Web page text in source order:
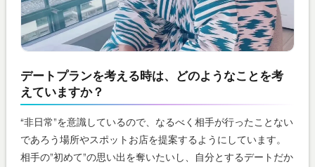
デートプランを考える時は、どのようなことを考
えていますか？
“非日常”を意識しているので、なるべく相手が行ったことない
であろう場所やスポットお店を提案するようにしています。
相手の”初めて”の思い出を奪いたいし、自分とするデートだか